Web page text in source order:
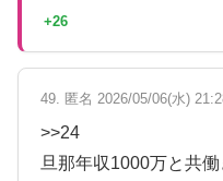
+26
49. 匿名 2026/05/06(水)
>>24
旦那年収1000万と共